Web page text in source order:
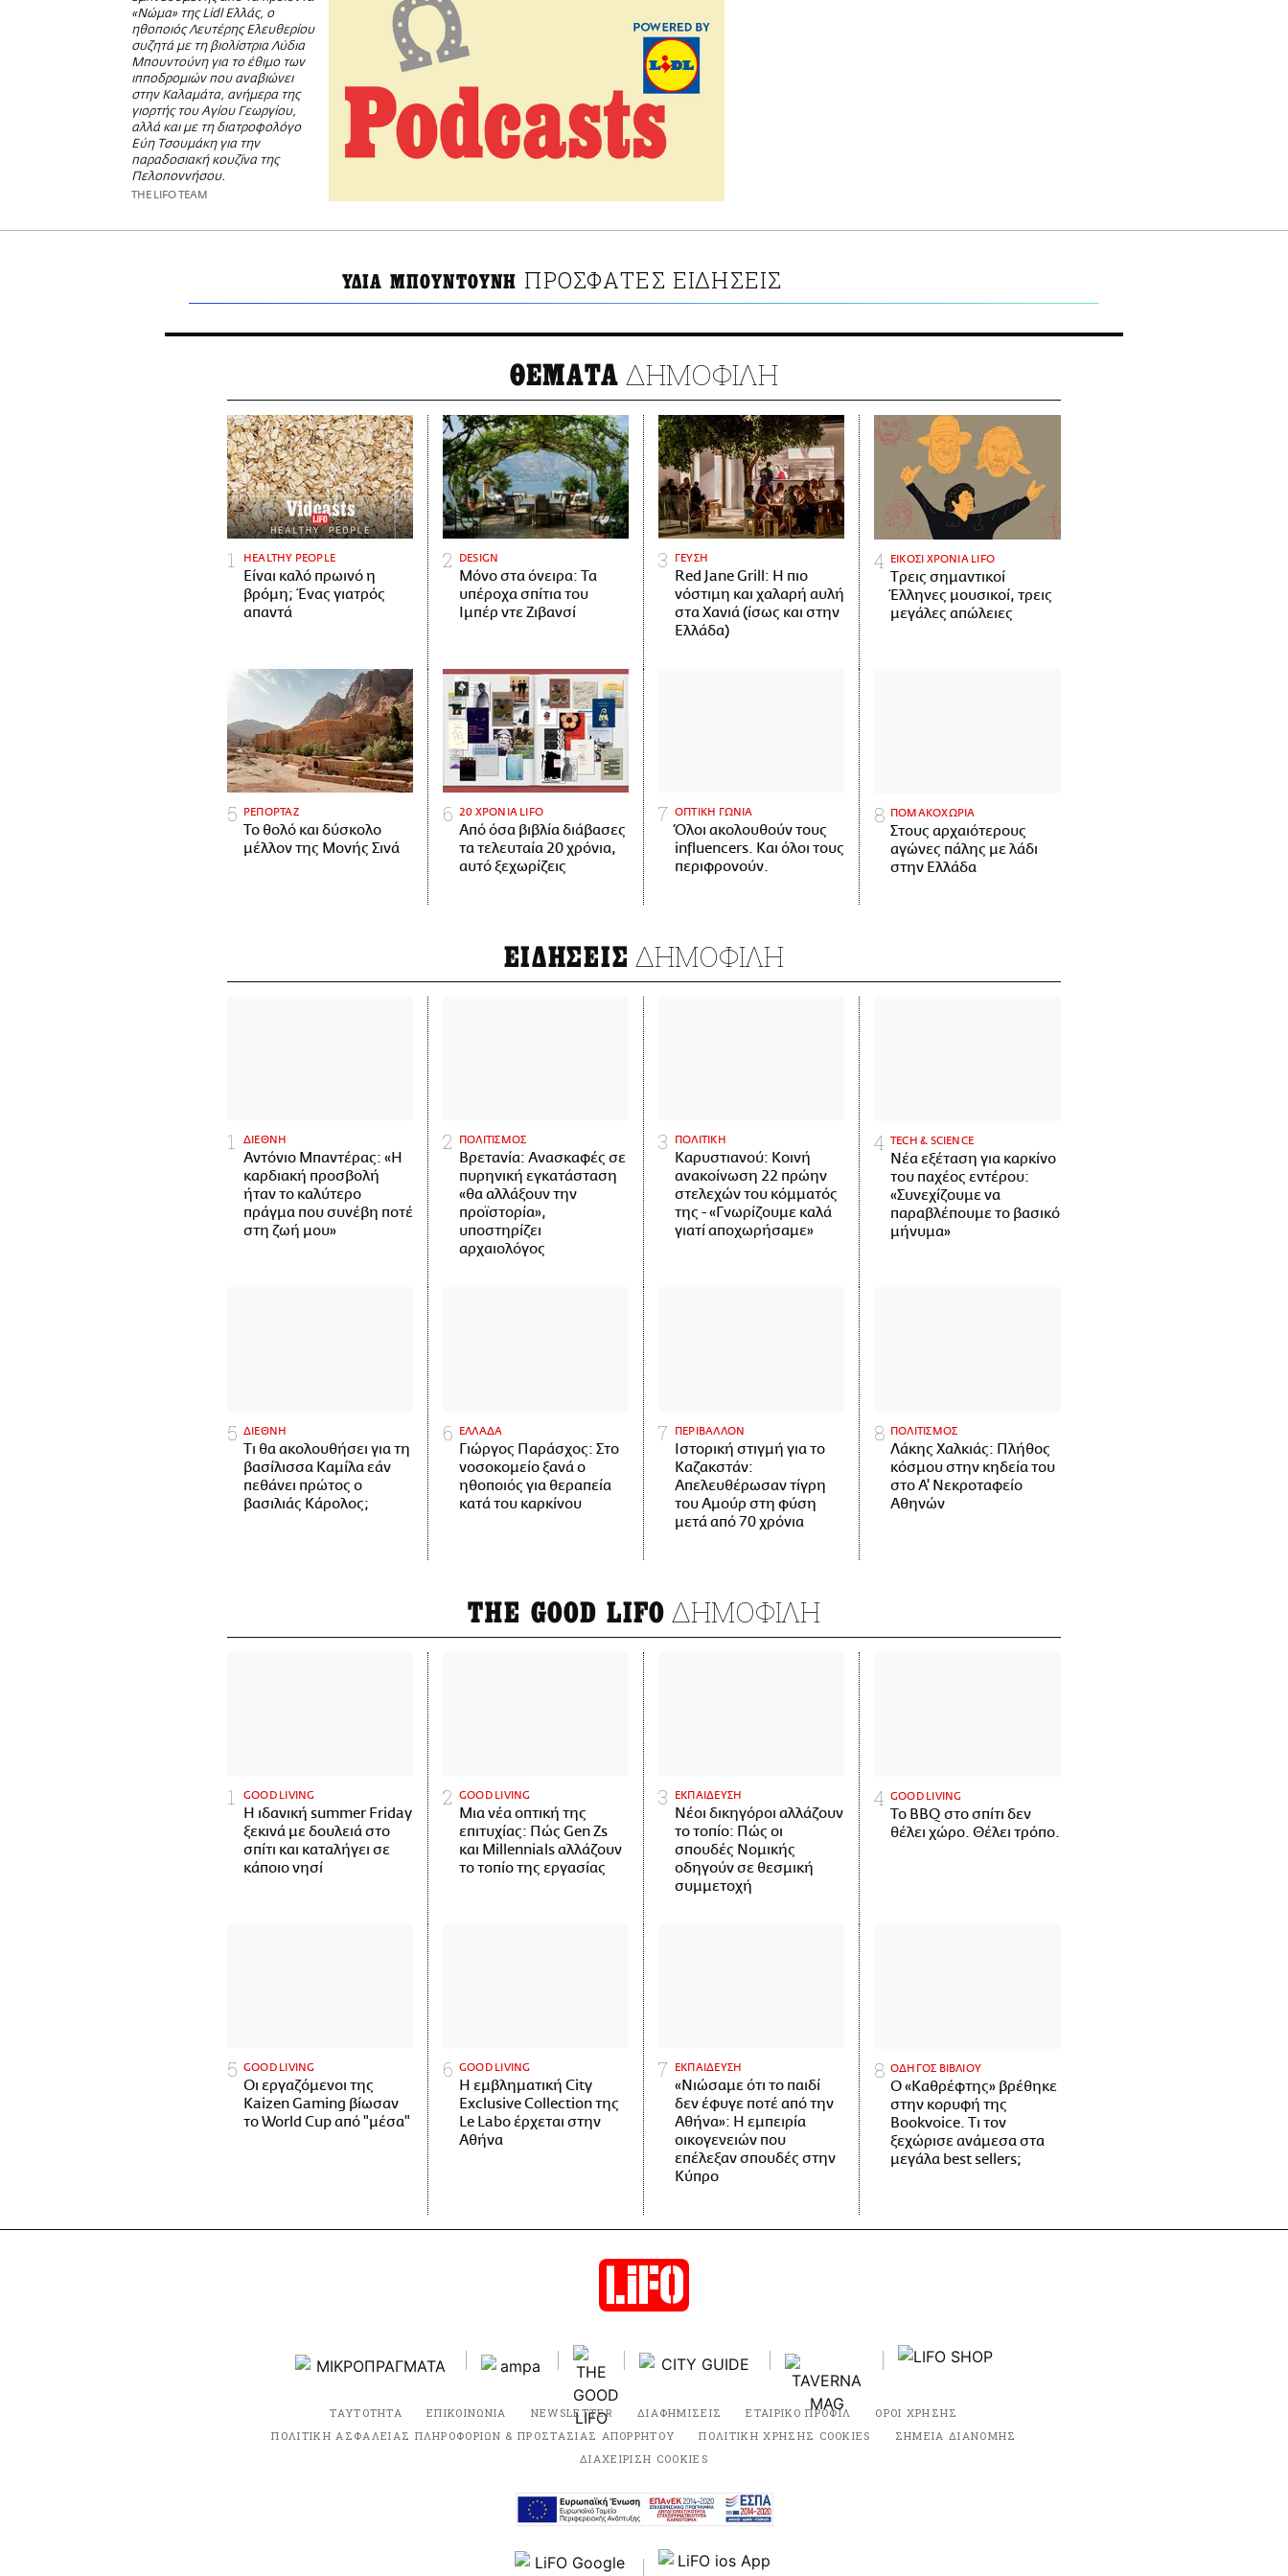
«Nώμα» της Lidl Ελλάς, ο
ηθοποιός Λευτέρης Ελευθερίου
συζητά με τη βιολίστρια Λύδια
Μπουντούνη για το έθιμο των
ιπποδρομιών που αναβιώνει
στην Καλαμάτα, ανήμερα της
γιορτής του Αγίου Γεωργίου,
αλλά και με τη διατροφολόγο
Εύη Τσουμάκη για την
παραδοσιακή κουζίνα της
Πελοποννήσου.
THE LIFO TEAM
ΥΔΙΑ ΜΠΟΥΝΤΟΥΝΗ ΠΡΟΣΦΑΤΕΣ ΕΙΔΗΣΕΙΣ
ΘΕΜΑΤΑ ΔΗΜΟΦΙΛΗ
HEALTHY PEOPLE
Είναι καλό πρωινό η
βρόμη; Ένας γιατρός
απαντά
DESIGN
Μόνο στα όνειρα: Τα
υπέροχα σπίτια του
Ιμπέρ ντε Ζιβανσί
ΓΕΥΣΗ
Red Jane Grill: Η πιο
νόστιμη και χαλαρή αυλή
στα Χανιά (ίσως και στην
Ελλάδα)
ΕΙΚΟΣΙ ΧΡΟΝΙΑ LIFO
Tρεις σημαντικοί
Έλληνες μουσικοί, τρεις
μεγάλες απώλειες
ΡΕΠΟΡΤΑΖ
Το θολό και δύσκολο
μέλλον της Μονής Σινά
20 ΧΡΟΝΙΑ LIFO
Από όσα βιβλία διάβασες
τα τελευταία 20 χρόνια,
αυτό ξεχωρίζεις
ΟΠΤΙΚΗ ΓΩΝΙΑ
Όλοι ακολουθούν τους
influencers. Και όλοι τους
περιφρονούν.
ΠΟΜΑΚΟΧΩΡΙΑ
Στους αρχαιότερους
αγώνες πάλης με λάδι
στην Ελλάδα
ΕΙΔΗΣΕΙΣ ΔΗΜΟΦΙΛΗ
ΔΙΕΘΝΗ
Αντόνιο Μπαντέρας: «Η
καρδιακή προσβολή
ήταν το καλύτερο
πράγμα που συνέβη ποτέ
στη ζωή μου»
ΠΟΛΙΤΙΣΜΟΣ
Βρετανία: Ανασκαφές σε
πυρηνική εγκατάσταση
«θα αλλάξουν την
προϊστορία»,
υποστηρίζει
αρχαιολόγος
ΠΟΛΙΤΙΚΗ
Καρυστιανού: Κοινή
ανακοίνωση 22 πρώην
στελεχών του κόμματός
της - «Γνωρίζουμε καλά
γιατί αποχωρήσαμε»
ΤECH & SCIENCE
Νέα εξέταση για καρκίνο
του παχέος εντέρου:
«Συνεχίζουμε να
παραβλέπουμε το βασικό
μήνυμα»
ΔΙΕΘΝΗ
Τι θα ακολουθήσει για τη
βασίλισσα Καμίλα εάν
πεθάνει πρώτος ο
βασιλιάς Κάρολος;
ΕΛΛΑΔΑ
Γιώργος Παράσχος: Στο
νοσοκομείο ξανά ο
ηθοποιός για θεραπεία
κατά του καρκίνου
ΠΕΡΙΒΑΛΛΟΝ
Ιστορική στιγμή για το
Καζακστάν:
Απελευθέρωσαν τίγρη
του Αμούρ στη φύση
μετά από 70 χρόνια
ΠΟΛΙΤΙΣΜΟΣ
Λάκης Χαλκιάς: Πλήθος
κόσμου στην κηδεία του
στο Α' Νεκροταφείο
Αθηνών
THE GOOD LIFO ΔΗΜΟΦΙΛΗ
GOOD LIVING
Η ιδανική summer Friday
ξεκινά με δουλειά στο
σπίτι και καταλήγει σε
κάποιο νησί
GOOD LIVING
Μια νέα οπτική της
επιτυχίας: Πώς Gen Zs
και Millennials αλλάζουν
το τοπίο της εργασίας
ΕΚΠΑΙΔΕΥΣΗ
Νέοι δικηγόροι αλλάζουν
το τοπίο: Πώς οι
σπουδές Νομικής
οδηγούν σε θεσμική
συμμετοχή
GOOD LIVING
Το BBQ στο σπίτι δεν
θέλει χώρο. Θέλει τρόπο.
GOOD LIVING
Οι εργαζόμενοι της
Kaizen Gaming βίωσαν
το World Cup από "μέσα"
GOOD LIVING
Η εμβληματική City
Exclusive Collection της
Le Labo έρχεται στην
Αθήνα
ΕΚΠΑΙΔΕΥΣΗ
«Νιώσαμε ότι το παιδί
δεν έφυγε ποτέ από την
Αθήνα»: Η εμπειρία
οικογενειών που
επέλεξαν σπουδές στην
Κύπρο
ΟΔΗΓΟΣ ΒΙΒΛΙΟΥ
Ο «Καθρέφτης» βρέθηκε
στην κορυφή της
Bookvoice. Τι τον
ξεχώρισε ανάμεσα στα
μεγάλα best sellers;
ΤΑΥΤΟΤΗΤΑ ΕΠΙΚΟΙΝΩΝΙΑ NEWSLETTER ΔΙΑΦΗΜΙΣΕΙΣ ΕΤΑΙΡΙΚΟ ΠΡΟΦΙΛ
ΟΡΟΙ ΧΡΗΣΗΣ
ΠΟΛΙΤΙΚΗ ΑΣΦΑΛΕΙΑΣ ΠΛΗΡΟΦΟΡΙΩΝ & ΠΡΟΣΤΑΣΙΑΣ ΑΠΟΡΡΗΤΟΥ
ΠΟΛΙΤΙΚΗ ΧΡΗΣΗΣ COOKIES
ΣΗΜΕΙΑ ΔΙΑΝΟΜΗΣ
ΔΙΑΧΕΙΡΙΣΗ COOKIES